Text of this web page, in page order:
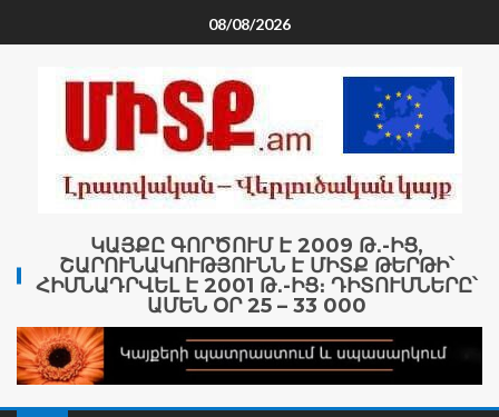
08/08/2026
ԿԱՅՔԸ ԳՈՐԾՈՒՄ Է 2009 Թ․-ԻՑ,
ՇԱՐՈՒՆԱԿՈՒԹՅՈՒՆՆ Է ՄԻՏՔ ԹԵՐԹԻ՝
ՀԻՄՆԱԴՐՎԵԼ Է 2001 Թ․-ԻՑ։ ԴԻՏՈՒՄՆԵՐԸ՝
ԱՄԵՆ ՕՐ 25 – 33 000